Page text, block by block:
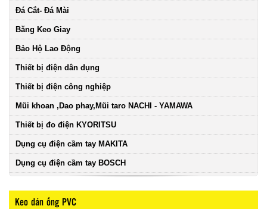
Đá Cắt- Đá Mài
Băng Keo Giay
Bảo Hộ Lao Động
Thiết bị điện dân dụng
Thiết bị điện công nghiệp
Mũi khoan ,Dao phay,Mũi taro NACHI - YAMAWA
Thiết bị đo điện KYORITSU
Dụng cụ điện cầm tay MAKITA
Dụng cụ điện cầm tay BOSCH
Keo dán ống PVC